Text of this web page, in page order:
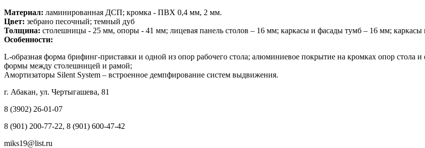
Материал: ламинированная ДСП; кромка - ПВХ 0,4 мм, 2 мм.
Цвет: зебрано песочный; темный дуб
Толщина: столешницы - 25 мм, опоры - 41 мм; лицевая панель столов – 16 мм; каркасы и фасады тумб – 16 мм;
Особенности:
L-образная форма брифинг-приставки и одной из опор рабочего стола; алюминиевое покрытие на кромках опор стола
формы между столешницей и рамой;
Амортизаторы Silent System – встроенное демпфирование систем выдвижения.
г. Абакан, ул. Чертыгашева, 81
8 (3902) 26-01-07
8 (901) 200-77-22, 8 (901) 600-47-42
miks19@list.ru